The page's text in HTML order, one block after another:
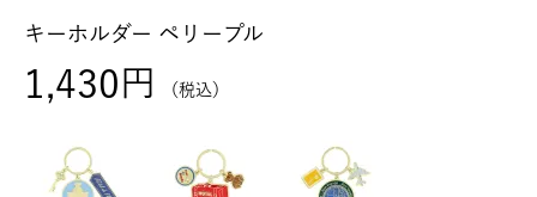
キーホルダー ペリープル
1,430 税込